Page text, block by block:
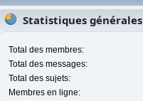
Statistiques générales
Total des membres:
Total des messages:
Total des sujets:
Membres en ligne: